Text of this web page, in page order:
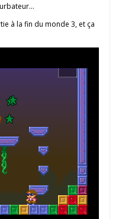
à la fin du monde 3, et ça